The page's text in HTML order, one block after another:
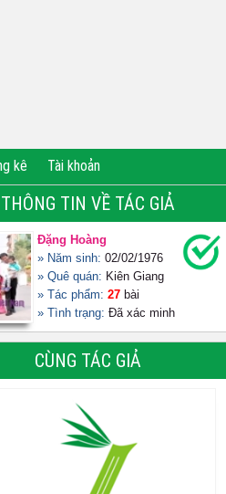
kê Tài khoản
THÔNG TIN VỀ TÁC GIẢ
Đặng Hoàng
» Năm sinh: 02/02/1976
» Quê quán: Kiên Giang
» Tác phẩm: 27 bài
» Tình trạng: Đã xác minh
CÙNG TÁC GIẢ